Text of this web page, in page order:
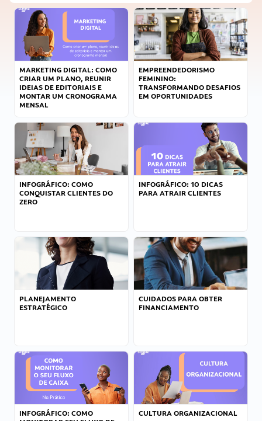
MARKETING DIGITAL: COMO
CRIAR UM PLANO, REUNIR
IDEIAS DE EDITORIAIS E
MONTAR UM CRONOGRAMA
MENSAL
EMPREENDEDORISMO
FEMININO:
TRANSFORMANDO DESAFIOS
EM OPORTUNIDADES
INFOGRÁFICO: COMO
CONQUISTAR CLIENTES DO
ZERO
INFOGRÁFICO: 10 DICAS
PARA ATRAIR CLIENTES
PLANEJAMENTO
ESTRATÉGICO
CUIDADOS PARA OBTER
FINANCIAMENTO
INFOGRÁFICO: COMO
CULTURA ORGANIZACIONAL